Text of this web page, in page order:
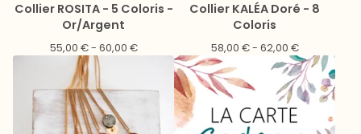
Collier ROSITA - 5 Coloris -
Or/Argent
55,00 €- 60,00 €
Collier KALÉA Doré - 8
Coloris
58,00 €- 62,00 €